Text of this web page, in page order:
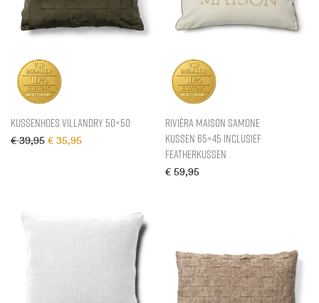
Kussenhoes Villandry 50×50
€39,95 Oorspronkelijke prijs was: € 39,95.
€ 35,95Huidige prijs is: € 35,95.
Rivièra Maison Samone
Kussen 65×45 inclusief
Featherkussen
€ 59,95